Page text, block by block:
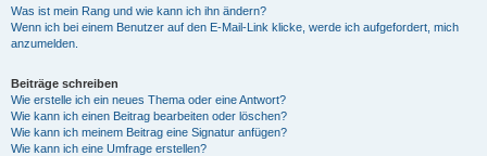
Was ist mein Rang und wie kann ich ihn ändern?
Wenn ich bei einem Benutzer auf den E-Mail-Link klicke, werde ich aufgefordert, mich
anzumelden.
Beiträge schreiben
Wie erstelle ich ein neues Thema oder eine Antwort?
Wie kann ich einen Beitrag bearbeiten oder löschen?
Wie kann ich meinem Beitrag eine Signatur anfügen?
Wie kann ich eine Umfrage erstellen?